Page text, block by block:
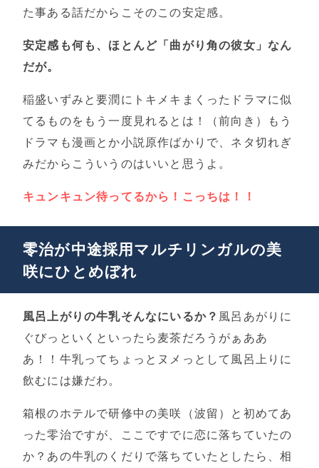
た事ある話だからこそのこの安定感。
安定感も何も、ほとんど「曲がり角の彼女」なん
だが。
稲盛いずみと要潤にトキメキまくったドラマに似
てるものをもう一度見れるとは！（前向き）もう
ドラマも漫画とか小説原作ばかりで、ネタ切れぎ
みだからこういうのはいいと思うよ。
キュンキュン待ってるから！こっちは！！
零治が中途採用マルチリンガルの美
咲にひとめぼれ
風呂上がりの牛乳そんなにいるか？ 風呂あがりに
ぐびっといくといったら麦茶だろうがぁああ
あ！！牛乳ってちょっとヌメっとして風呂上りに
飲むには嫌だわ。
箱根のホテルで研修中の美咲（波留）と初めてあ
った零治ですが、ここですでに恋に落ちていたの
か？あの牛乳のくだりで落ちていたとしたら、相